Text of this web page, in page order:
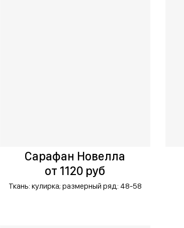
Сарафан Новелла
от 1120 руб
Ткань: кулирка; размерный ряд: 48-58